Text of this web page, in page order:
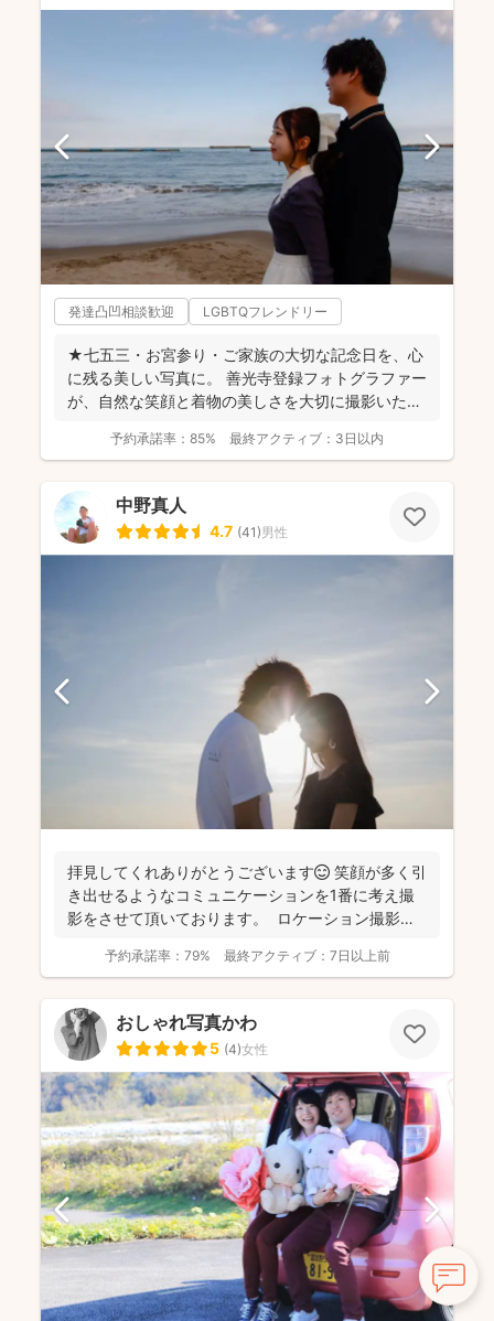
発達凸凹相談歓迎 LGBTQフレンドリー
★七五三・お宮参り・ご家族の大切な記念日を、心
に残る美しい写真に。 善光寺登録フォトグラファー
が、自然な笑顔と着物の美しさを大切に撮影いたし
予約承諾率： 85% 最終アクティブ： 3日以内
中野真人
4.7 (41)男性
拝見してくれありがとうございます😊 笑顔が多く引
き出せるようなコミュニケーションを1番に考え撮
影をさせて頂いております。 ロケーション撮影も
予約承諾率： 79% 最終アクティブ： 7日以上前
おしゃれ写真かわ
5 (4)女性